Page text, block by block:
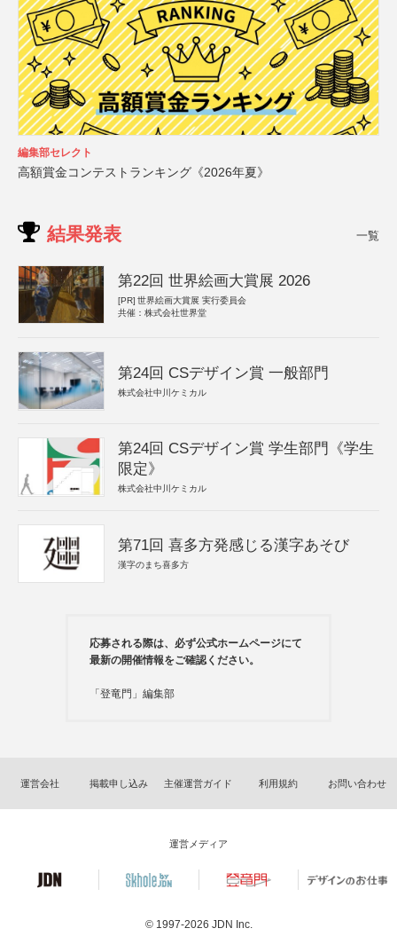
編集部セレクト
高額賞金コンテストランキング《2026年夏》
結果発表 一覧
第22回 世界絵画大賞展 2026
[PR] 世界絵画大賞展 実行委員会
共催：株式会社世界堂
第24回 CSデザイン賞 一般部門
株式会社中川ケミカル
第24回 CSデザイン賞 学生部門《学生
限定》
株式会社中川ケミカル
第71回 喜多方発感じる漢字あそび
漢字のまち喜多方
応募される際は、必ず公式ホームページにて
最新の開催情報をご確認ください。
「登竜門」編集部
運営会社 掲載申し込み 主催運営ガイド 利用規約 お問い合わせ
運営メディア
© 1997-2026 JDN Inc.